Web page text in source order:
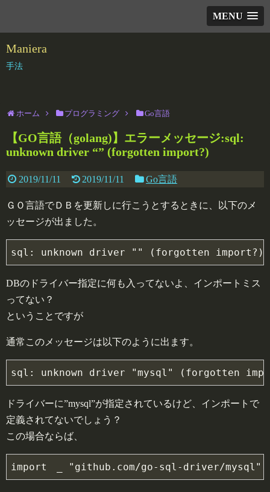
MENU
Maniera
手法
ホーム プログラミング Go言語
【GO言語（golang)】エラーメッセージ:sql:
unknown driver “” (forgotten import?)
2019/11/11 2019/11/11 Go言語
ＧＯ言語でＤＢを更新しに行こうとするときに、以下のメ
ッセージが出ました。
DBのドライバー指定に何も入ってないよ、インポートミス
ってない？
ということですが
通常このメッセージは以下のように出ます。
ドライバーに”mysql”が指定されているけど、インポートで
定義されてないでしょう？
この場合ならば、